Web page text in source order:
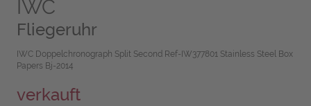
IWC
Fliegeruhr
IWC Doppelchronograph Split Second Ref-IW377801 Stainless Steel Box
Papers Bj-2014
verkauft